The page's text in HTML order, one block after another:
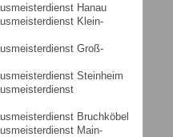
Hanau
Klein-
Groß-
Steinheim
Bruchköbel
Main-